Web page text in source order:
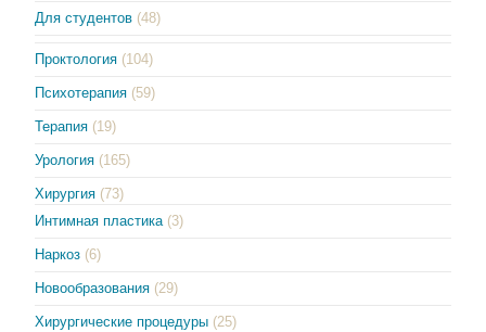
Для студентов (48)
Проктология (104)
Психотерапия (59)
Терапия (19)
Урология (165)
Хирургия (73)
Интимная пластика (3)
Наркоз (6)
Новообразования (29)
Хирургические процедуры (25)